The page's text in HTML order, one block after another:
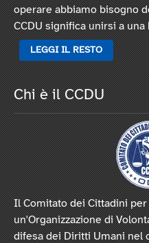
operare abbiamo bisogno
CCDU significa unirsi a una
LEGGI IL RESTO
Chi è il CCDU
Il Comitato dei Cittadini per
un'Organizzazione di
difesa dei Diritti Umani nel